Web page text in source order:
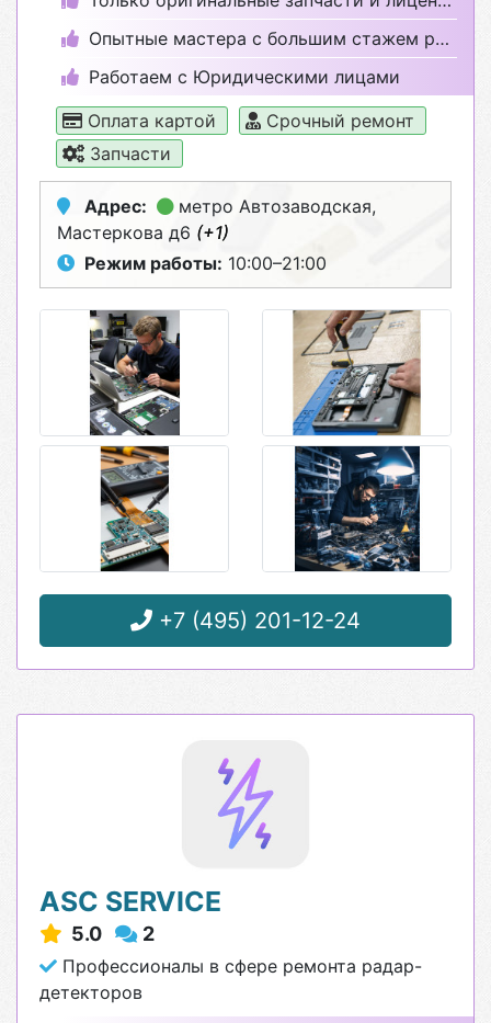
Опытные мастера с большим стажем работы
Работаем с Юридическими лицами
Оплата картой
Срочный ремонт
Запчасти
Адрес: метро Автозаводская,
Мастеркова д6 (+1)
Режим работы: 10:00–21:00
+7 (495) 201-12-24
ASC SERVICE
5.0 2
Профессионалы в сфере ремонта радар-
детекторов